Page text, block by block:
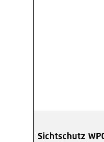
Sichtschutz